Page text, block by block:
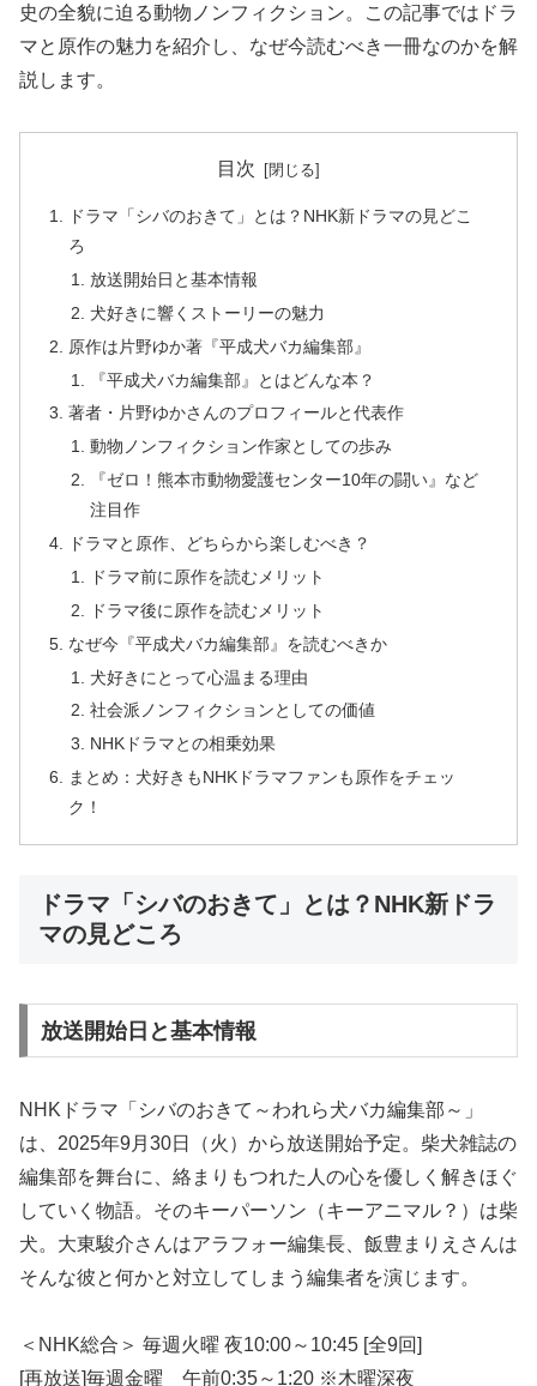
史の全貌に迫る動物ノンフィクション。この記事ではドラ
マと原作の魅力を紹介し、なぜ今読むべき一冊なのかを解
説します。
目次
ドラマ「シバのおきて」とは？NHK新ドラマの見どこ
ろ
放送開始日と基本情報
犬好きに響くストーリーの魅力
原作は片野ゆか著『平成犬バカ編集部』
『平成犬バカ編集部』とはどんな本？
著者・片野ゆかさんのプロフィールと代表作
動物ノンフィクション作家としての歩み
『ゼロ！熊本市動物愛護センター10年の闘い』など
注目作
ドラマと原作、どちらから楽しむべき？
ドラマ前に原作を読むメリット
ドラマ後に原作を読むメリット
なぜ今『平成犬バカ編集部』を読むべきか
犬好きにとって心温まる理由
社会派ノンフィクションとしての価値
NHKドラマとの相乗効果
まとめ：犬好きもNHKドラマファンも原作をチェッ
ク！
ドラマ「シバのおきて」とは？NHK新ドラ
マの見どころ
放送開始日と基本情報
NHKドラマ「シバのおきて～われら犬バカ編集部～」
は、2025年9月30日（火）から放送開始予定。柴犬雑誌の
編集部を舞台に、絡まりもつれた人の心を優しく解きほぐ
していく物語。そのキーパーソン（キーアニマル？）は柴
犬。大東駿介さんはアラフォー編集長、飯豊まりえさんは
そんな彼と何かと対立してしまう編集者を演じます。
＜NHK総合＞ 毎週火曜 夜10:00～10:45 [全9回]
[再放送]毎週金曜 午前0:35～1:20 ※木曜深夜